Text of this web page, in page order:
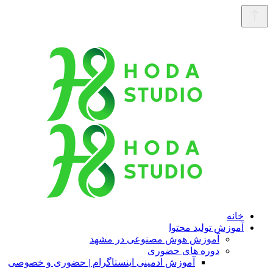
خانه
آموزش تولید محتوا
آموزش هوش مصنوعی در مشهد
دوره های حضوری
آموزش ادمینی اینستاگرام | حضوری و خصوصی